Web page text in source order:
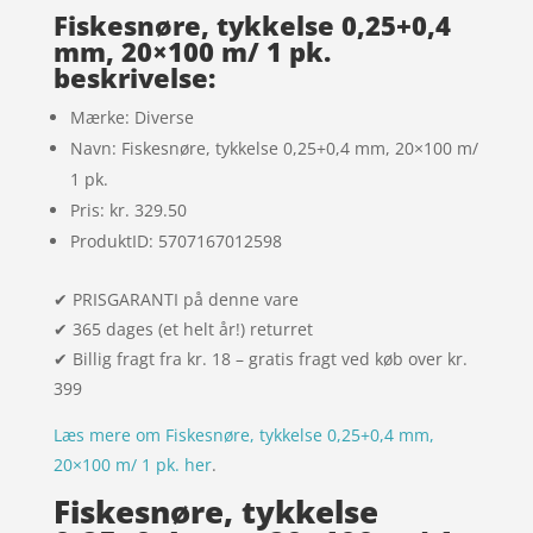
mmelser
Fiskesnøre, tykkelse 0,25+0,4
mm, 20×100 m/ 1 pk.
beskrivelse:
Mærke: Diverse
Navn: Fiskesnøre, tykkelse 0,25+0,4 mm, 20×100 m/
1 pk.
Pris: kr. 329.50
ProduktID: 5707167012598
✔ PRISGARANTI på denne vare
✔ 365 dages (et helt år!) returret
✔ Billig fragt fra kr. 18 – gratis fragt ved køb over kr.
399
Læs mere om Fiskesnøre, tykkelse 0,25+0,4 mm,
20×100 m/ 1 pk. her.
Fiskesnøre, tykkelse